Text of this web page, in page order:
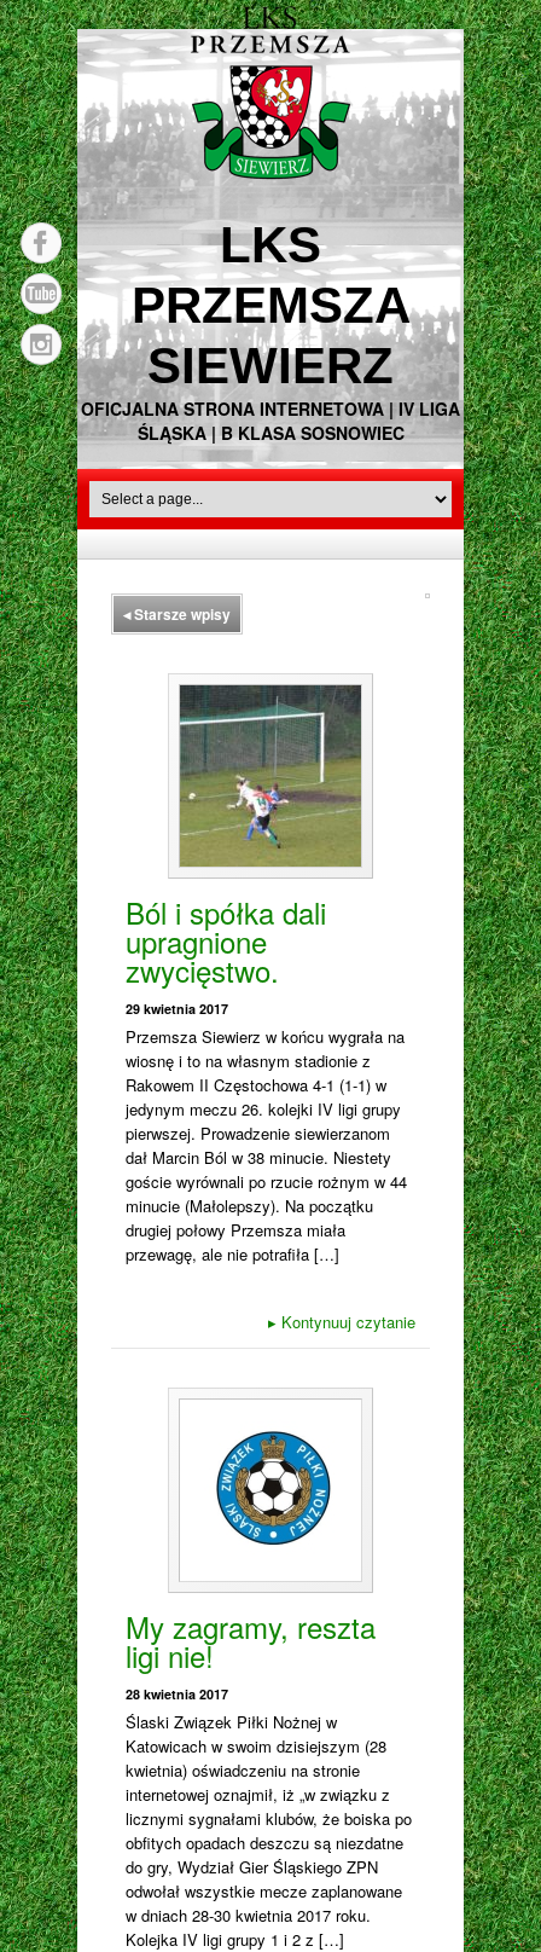
LKS
PRZEMSZA
SIEWIERZ
OFICJALNA STRONA INTERNETOWA | IV LIGA
ŚLĄSKA | B KLASA SOSNOWIEC
◂Starsze wpisy
Ból i spółka dali
upragnione
zwycięstwo.
29 kwietnia 2017
Przemsza Siewierz w końcu wygrała na
wiosnę i to na własnym stadionie z
Rakowem II Częstochowa 4-1 (1-1) w
jedynym meczu 26. kolejki IV ligi grupy
pierwszej. Prowadzenie siewierzanom
dał Marcin Ból w 38 minucie. Niestety
goście wyrównali po rzucie rożnym w 44
minucie (Małolepszy). Na początku
drugiej połowy Przemsza miała
przewagę, ale nie potrafiła […]
▸ Kontynuuj czytanie
My zagramy, reszta
ligi nie!
28 kwietnia 2017
Ślaski Związek Piłki Nożnej w
Katowicach w swoim dzisiejszym (28
kwietnia) oświadczeniu na stronie
internetowej oznajmił, iż „w związku z
licznymi sygnałami klubów, że boiska po
obfitych opadach deszczu są niezdatne
do gry, Wydział Gier Śląskiego ZPN
odwołał wszystkie mecze zaplanowane
w dniach 28-30 kwietnia 2017 roku.
Kolejka IV ligi grupy 1 i 2 z […]